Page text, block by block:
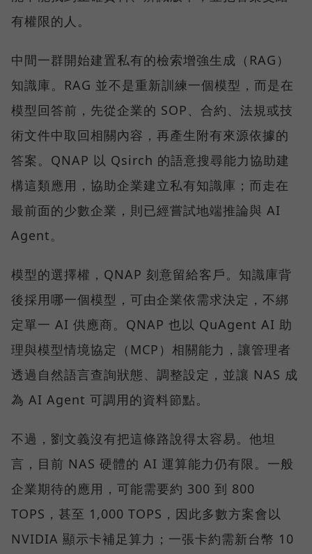
有權限的人。
中間一群開始建置私有的檢索增強生成（RAG）
知識庫。RAG 並不是重新訓練一個模型，而是在
模型回答前，先從企業的 SOP、合約、法規或技
術文件中取回相關內容，再產生附有來源依據的
答案。QNAP 以 Qsirch 的語意搜尋能力協助建
構這類應用，協助企業建立私有知識庫；而走在
最前面的少數企業，則已經嘗試地端推論與 AI
Agent。
模型的選擇權，QNAP 刻意留給客戶。知識庫背
後採用哪一個模型，可由企業依需求決定，不綁
定單一 AI 供應商。QNAP 也以 QuAgent AI 助
理與模型情境協定（MCP）相關能力，讓管理者
透過自然語言查詢狀態、調整設定，並讓 NAS 成
為 AI Agent 可調用的資料節點。
不過，劉文義沒有把這條路說得太容易。他坦
言，目前 NAS 硬體的 AI 運算能力仍有限。一般
企業期待的應用，可能需要約 300 到 800
TOPS，甚至 1,000 TOPS，因此多數方案會以
NVIDIA 顯示卡補足算力；一張卡約需新台幣 10